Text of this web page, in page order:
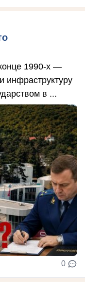
1990-х —
инфраструктуру
в ...
0